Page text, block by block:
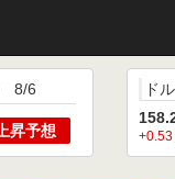
8/6
上昇予想
ド